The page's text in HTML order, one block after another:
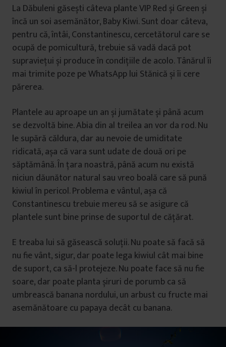
La Dăbuleni găsești câteva plante VIP Red și Green și
încă un soi asemănător, Baby Kiwi. Sunt doar câteva,
pentru că, întâi, Constantinescu, cercetătorul care se
ocupă de pomicultură, trebuie să vadă dacă pot
supraviețui și produce în condițiile de acolo. Tânărul îi
mai trimite poze pe WhatsApp lui Stănică și îi cere
părerea.
Plantele au aproape un an și jumătate și până acum
se dezvoltă bine. Abia din al treilea an vor da rod. Nu
le supără căldura, dar au nevoie de umiditate
ridicată, așa că vara sunt udate de două ori pe
săptămână. În țara noastră, până acum nu există
niciun dăunător natural sau vreo boală care să pună
kiwiul în pericol. Problema e vântul, așa că
Constantinescu trebuie mereu să se asigure că
plantele sunt bine prinse de suportul de cățărat.
E treaba lui să găsească soluții. Nu poate să facă să
nu fie vânt, sigur, dar poate lega kiwiul cât mai bine
de suport, ca să-l protejeze. Nu poate face să nu fie
soare, dar poate planta șiruri de porumb ca să
umbrească banana nordului, un arbust cu fructe mai
asemănătoare cu papaya decât cu banana.